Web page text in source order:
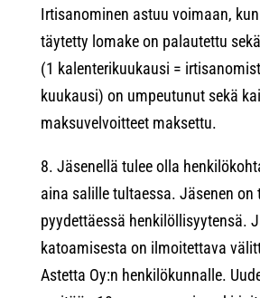
Irtisanominen astuu voimaan,
täytetty lomake on palautettu
(1 kalenterikuukausi =
kuukausi) on umpeutunut sekä
maksuvelvoitteet maksettu.
8. Jäsenellä tulee olla
aina salille tultaessa. Jäsenen on
pyydettäessä henkilöllisyytensä.
katoamisesta on ilmoitettava
Astetta Oy:n henkilökunnalle.